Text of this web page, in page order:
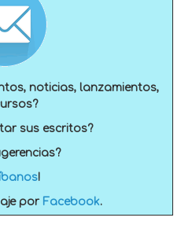
noticias, lanzamientos,
sus escritos?
!
por Facebook.